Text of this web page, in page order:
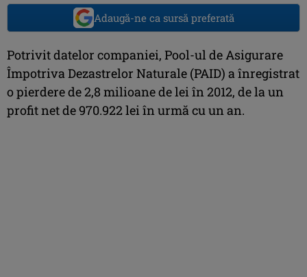
Adaugă-ne ca sursă preferată
Potrivit datelor companiei, Pool-ul de Asigurare
Împotriva Dezastrelor Naturale (PAID) a înregistrat
o pierdere de 2,8 milioane de lei în 2012, de la un
profit net de 970.922 lei în urmă cu un an.